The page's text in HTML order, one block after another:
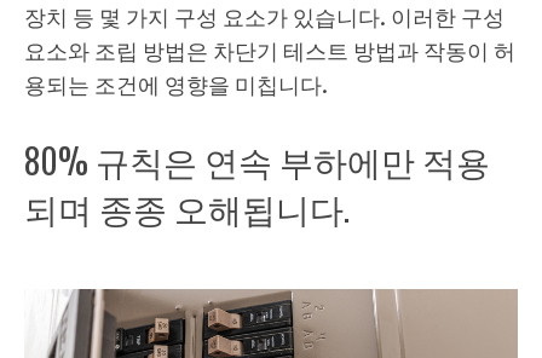
장치 등 몇 가지 구성 요소가 있습니다. 이러한 구성
요소와 조립 방법은 차단기 테스트 방법과 작동이 허
용되는 조건에 영향을 미칩니다.
80% 규칙은 연속 부하에만 적용
되며 종종 오해됩니다.